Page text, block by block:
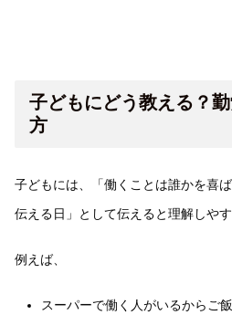
子どもにどう教える？
方
子どもには、「働くことは誰かを喜
伝える日」として伝えると理解しやす
例えば、
スーパーで働く人がいるからご